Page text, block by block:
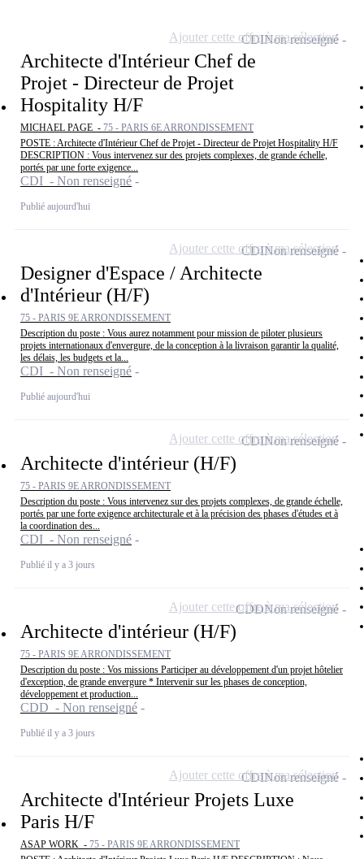
Architecte d'Intérieur Chef de
Projet - Directeur de Projet
Hospitality H/F
MICHAEL PAGE - 75 - PARIS 6E ARRONDISSEMENT
POSTE : Architecte d'Intérieur Chef de Projet - Directeur de Projet Hospitality H/F
DESCRIPTION : Vous intervenez sur des projets complexes, de grande échelle,
portés par une forte exigence...
CDI - Non renseigné
Publié aujourd'hui
CDINon renseigné
Ajouter cette offre à ma sélection
Designer d'Espace / Architecte
d'Intérieur (H/F)
75 - PARIS 9E ARRONDISSEMENT
Description du poste : Vous aurez notamment pour mission de piloter plusieurs
projets internationaux d'envergure, de la conception à la livraison garantir la qualité,
les délais, les budgets et la...
CDI - Non renseigné
Publié aujourd'hui
CDINon renseigné
Ajouter cette offre à ma sélection
Architecte d'intérieur (H/F)
75 - PARIS 9E ARRONDISSEMENT
Description du poste : Vous intervenez sur des projets complexes, de grande échelle,
portés par une forte exigence architecturale et à la précision des phases d'études et à
la coordination des...
CDI - Non renseigné
Publié il y a 3 jours
CDINon renseigné
Ajouter cette offre à ma sélection
Architecte d'intérieur (H/F)
75 - PARIS 9E ARRONDISSEMENT
Description du poste : Vos missions Participer au développement d'un projet hôtelier
d'exception, de grande envergure * Intervenir sur les phases de conception,
développement et production...
CDD - Non renseigné
Publié il y a 3 jours
CDDNon renseigné
Ajouter cette offre à ma sélection
Architecte d'Intérieur Projets Luxe
Paris H/F
ASAP WORK - 75 - PARIS 9E ARRONDISSEMENT
CDINon renseigné
Ajouter cette offre à ma sélection